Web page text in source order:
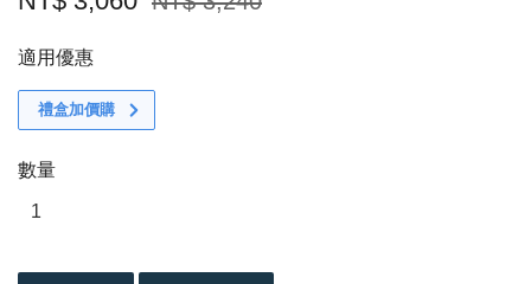
適用優惠
禮盒加價購
數量